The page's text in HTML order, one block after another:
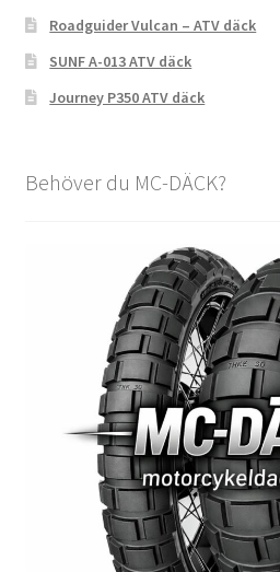
Roadguider Vulcan – ATV däck
SUNF A-013 ATV däck
Journey P350 ATV däck
Behöver du MC-DÄCK?